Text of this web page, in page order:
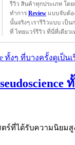
รีวิว สินค้าทุกประเภท โด
ทำการ Review แบบจับต้อ
นั้นจริงๆ เรารีวิวแบบ เป็น
ที่ ไทยแวร์รีวิว ที่นี่ที่เดียว
สตร์ที่ได้รับความนิ